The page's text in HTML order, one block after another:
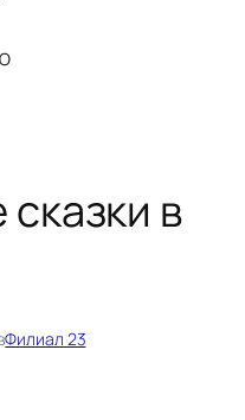
в
Филиал 23